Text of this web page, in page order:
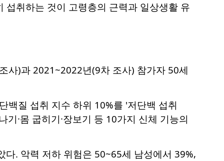
취하는 것이 고령층의 근력과 일상생활 유
사)과 2021~2022년(9차 조사) 참가자 50세
백질 섭취 지수 하위 10%를 '저단백 섭취
·몸 굽히기·장보기 등 10가지 신체 기능의
. 악력 저하 위험은 50~65세 남성에서 39%,